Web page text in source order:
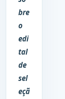
bre
o
edi
tal
de
sel
eçã